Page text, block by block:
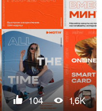
104 1,6K